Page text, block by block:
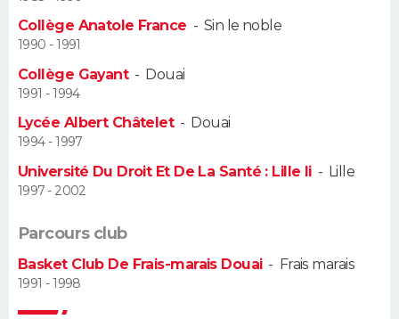
Alimentation
Guide de la santé
Maladies
Médicaments
Sommeil
VOYAGE
Destinations
City break
Voyage nature
Voyage de noces
Forum
Climat
+
PHOTO
GUIDES D'ACHAT
BONS PLANS
Carte de Noël
Carte Bonne année
Carte Saint-Valentin
Carte Pâques
Carte d'anniversaire
Dictionnaire
Biographies
Citations
Expressions
Proverbes
PROGRAMME TV
Collège Anatole France - Sin le noble
1990 - 1991
Collège Gayant- Douai
1991 - 1994
Lycée Albert Châtelet- Douai
1994 - 1997
Université Du Droit Et De La Santé : Lille Ii- Lille
1997 - 2002
Parcours club
Basket Club De Frais-marais Douai- Frais marais
1991 - 1998